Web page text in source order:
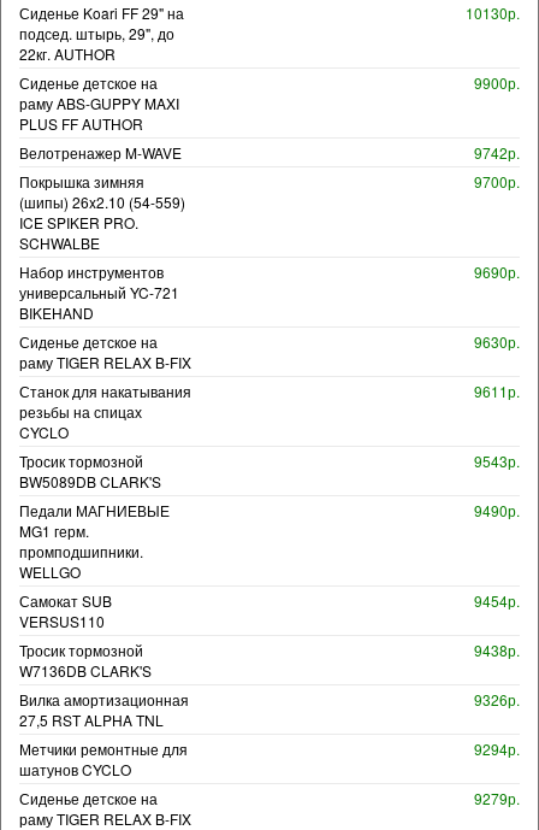
Сиденье Koari FF 29" на
подсед. штырь, 29", до
22кг. AUTHOR
10130р.
Сиденье детское на
раму ABS-GUPPY MAXI
PLUS FF AUTHOR
9900р.
Велотренажер M-WAVE
9742р.
Покрышка зимняя
(шипы) 26x2.10 (54-559)
ICE SPIKER PRO.
SCHWALBE
9700р.
Набор инструментов
универсальный YC-721
BIKEHAND
9690р.
Сиденье детское на
раму TIGER RELAX B-FIX
9630р.
Станок для накатывания
резьбы на спицах
CYCLO
9611р.
Тросик тормозной
BW5089DB CLARK'S
9543р.
Педали МАГНИЕВЫЕ
MG1 герм.
промподшипники.
WELLGO
9490р.
Самокат SUB
VERSUS110
9454р.
Тросик тормозной
W7136DB CLARK'S
9438р.
Вилка амортизационная
27,5 RST ALPHA TNL
9326р.
Метчики ремонтные для
шатунов CYCLO
9294р.
Сиденье детское на
раму TIGER RELAX B-FIX
9279р.